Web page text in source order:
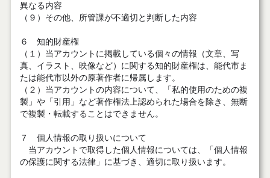
異なる内容
（９）その他、所管課が不適切と判断した内容
６ 知的財産権
（１）当アカウントに掲載している個々の情報（文章、写
真、イラスト、映像など）に関する知的財産権は、能代市ま
たは能代市以外の原著作者に帰属します。
（２）当アカウントの内容について、「私的使用のための複
製」や「引用」など著作権法上認められた場合を除き、無断
で複製・転載することはできません。
７ 個人情報の取り扱いについて
当アカウントで取得した個人情報については、「個人情報
の保護に関する法律」に基づき、適切に取り扱います。